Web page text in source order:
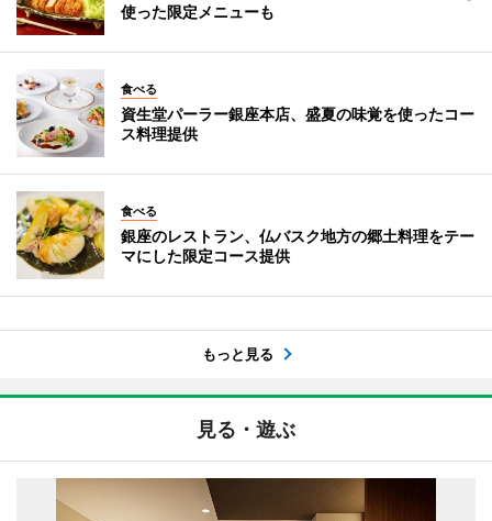
使った限定メニューも
食べる
資生堂パーラー銀座本店、盛夏の味覚を使ったコー
ス料理提供
食べる
銀座のレストラン、仏バスク地方の郷土料理をテー
マにした限定コース提供
もっと見る
見る・遊ぶ